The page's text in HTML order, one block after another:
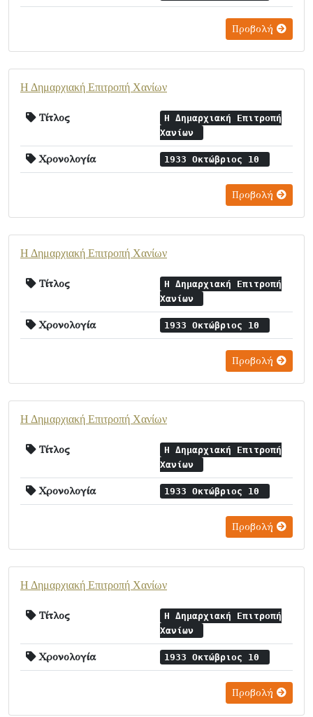
Προβολή
Η Δημαρχιακή Επιτροπή Χανίων
Τίτλος
Η Δημαρχιακή Επιτροπή
Χανίων
Χρονολογία 1933 Οκτώβριος 10
Προβολή
Η Δημαρχιακή Επιτροπή Χανίων
Τίτλος
Η Δημαρχιακή Επιτροπή
Χανίων
Χρονολογία 1933 Οκτώβριος 10
Προβολή
Η Δημαρχιακή Επιτροπή Χανίων
Τίτλος
Η Δημαρχιακή Επιτροπή
Χανίων
Χρονολογία 1933 Οκτώβριος 10
Προβολή
Η Δημαρχιακή Επιτροπή Χανίων
Τίτλος
Η Δημαρχιακή Επιτροπή
Χανίων
Χρονολογία 1933 Οκτώβριος 10
Προβολή